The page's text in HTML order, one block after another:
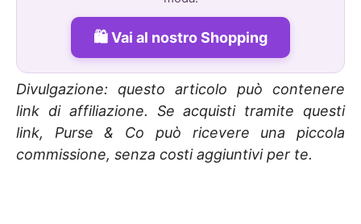
Vai al nostro Shopping
Divulgazione: questo articolo può contenere
link di affiliazione. Se acquisti tramite questi
link, Purse & Co può ricevere una piccola
commissione, senza costi aggiuntivi per te.